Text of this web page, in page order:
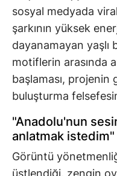
sosyal medyada
şarkının yüksek
dayanamayan yaşlı
motiflerin arasında
başlaması, projenin
buluşturma
"Anadolu'nun
anlatmak istedim"
Görüntü
üstlendiği, zengin